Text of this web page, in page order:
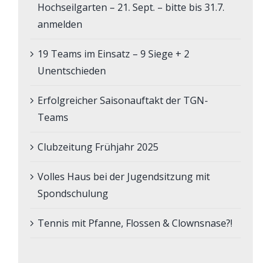
Hochseilgarten – 21. Sept. – bitte bis 31.7.
anmelden
19 Teams im Einsatz – 9 Siege + 2
Unentschieden
Erfolgreicher Saisonauftakt der TGN-
Teams
Clubzeitung Frühjahr 2025
Volles Haus bei der Jugendsitzung mit
Spondschulung
Tennis mit Pfanne, Flossen & Clownsnase?!